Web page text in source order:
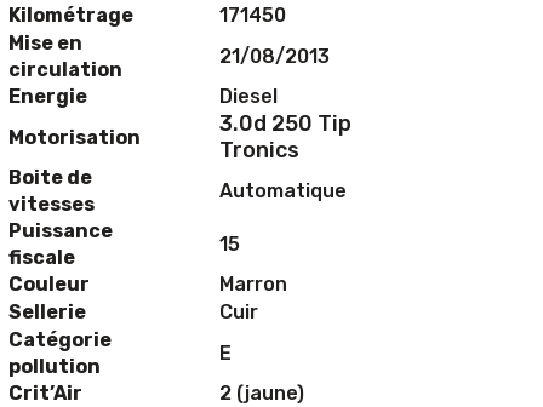
Kilométrage
171450
Mise en
circulation
21/08/2013
Energie
Diesel
Motorisation
3.0d 250 Tip
Tronics
Boite de
vitesses
Automatique
Puissance
fiscale
15
Couleur
Marron
Sellerie
Cuir
Catégorie
pollution
E
Crit’Air
2 (jaune)